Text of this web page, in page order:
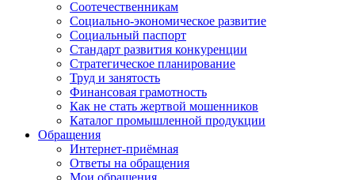
Соотечественникам
Социально-экономическое развитие
Социальный паспорт
Стандарт развития конкуренции
Стратегическое планирование
Труд и занятость
Финансовая грамотность
Как не стать жертвой мошенников
Каталог промышленной продукции
Обращения
Интернет-приёмная
Ответы на обращения
Мои обращения